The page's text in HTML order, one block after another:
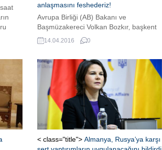
anlaşmasını feshederiz!
Avrupa Birliği (AB) Bakanı ve
Başmüzakereci Volkan Bozkır, başkent
Viyana’daki temasları kapsamında,
geçmişte Avusturya’nın doğu ve özellikle
için uzman yetiştirmek üzere kurulan
Viyana Diplomatik Akademisi’nde,
Türkiye’nin AB müzakere süreci, vize
serbestisi, sığınmacı krizi, Suriye krizi ve
bölgesel gelişmeler olmak üzere pek
çok konuya değindi, soruları...
14.04.2016 0
< class="title"> Almanya, Rusya’ya karşı